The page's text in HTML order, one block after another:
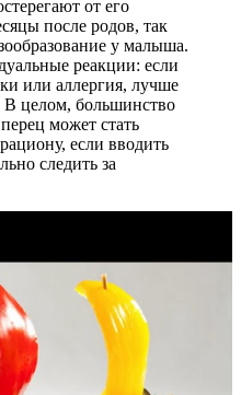
от его
после родов, так
у малыша.
реакции: если
или аллергия, лучше
В целом, большинство
может стать
если вводить
следить за